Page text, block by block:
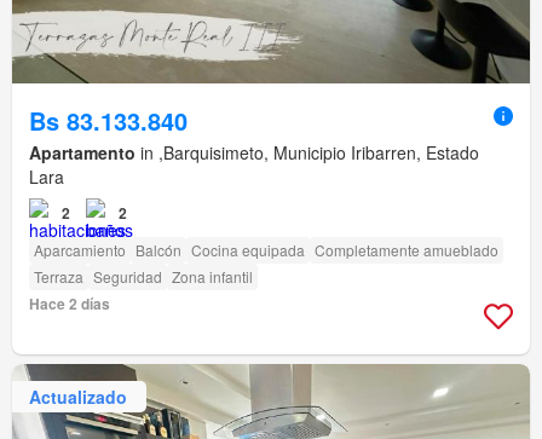
Bs 83.133.840
Apartamento in ,Barquisimeto, Municipio Iribarren, Estado
Lara
2 2
Aparcamiento Balcón Cocina equipada Completamente amueblado
Terraza Seguridad Zona infantil
Hace 2 días
Actualizado